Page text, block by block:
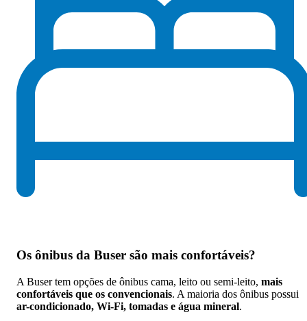
Os ônibus da Buser são mais confortáveis?
A Buser tem opções de ônibus cama, leito ou semi-leito, mais
confortáveis que os convencionais. A maioria dos ônibus possui
ar-condicionado, Wi-Fi, tomadas e água mineral.